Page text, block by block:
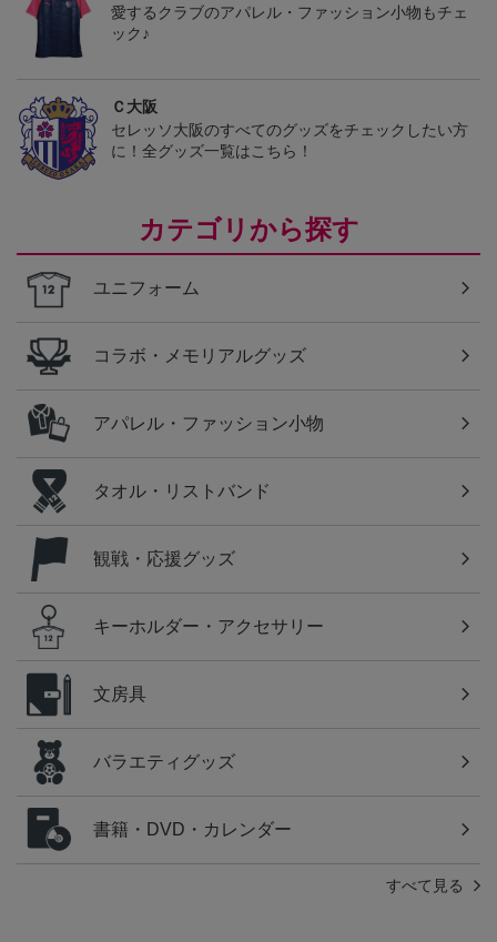
愛するクラブのアパレル・ファッション小物もチェ
ック♪
Ｃ大阪
セレッソ大阪のすべてのグッズをチェックしたい方
に！全グッズ一覧はこちら！
カテゴリから探す
ユニフォーム
コラボ・メモリアルグッズ
アパレル・ファッション小物
タオル・リストバンド
観戦・応援グッズ
キーホルダー・アクセサリー
文房具
バラエティグッズ
書籍・DVD・カレンダー
すべて見る